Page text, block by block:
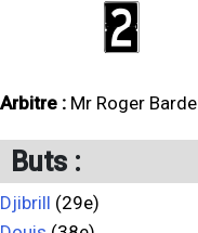
2
Arbitre : Mr Roger Barde
Buts :
Djibrill (29e)